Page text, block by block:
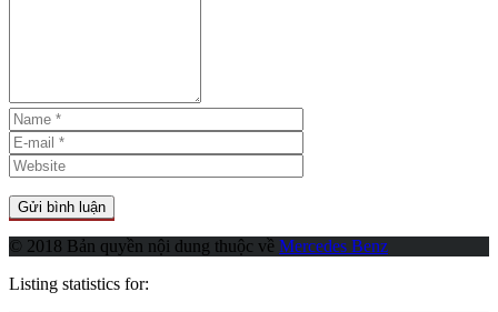
© 2018 Bản quyền nội dung thuộc về Mercedes Benz
Listing statistics for: